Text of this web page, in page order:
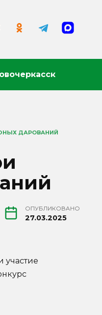
ДАРОВАНИЙ
ОПУБЛИКОВАНО
27.03.2025
участие